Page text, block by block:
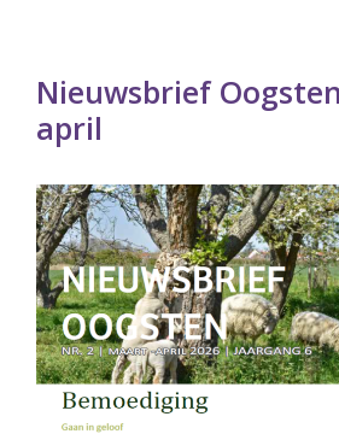
Nieuwsbrief
april